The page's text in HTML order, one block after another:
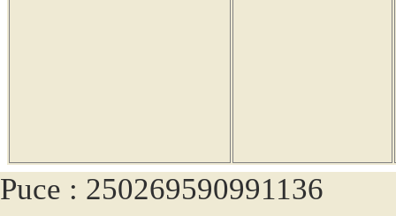
Puce : 250269590991136